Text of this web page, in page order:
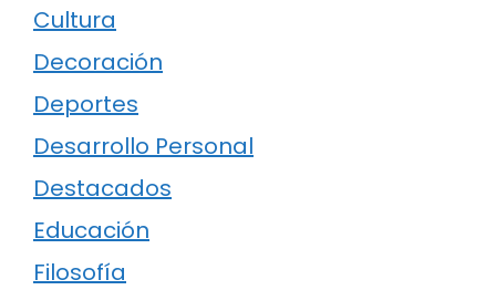
Cultura
Decoración
Deportes
Desarrollo Personal
Destacados
Educación
Filosofía